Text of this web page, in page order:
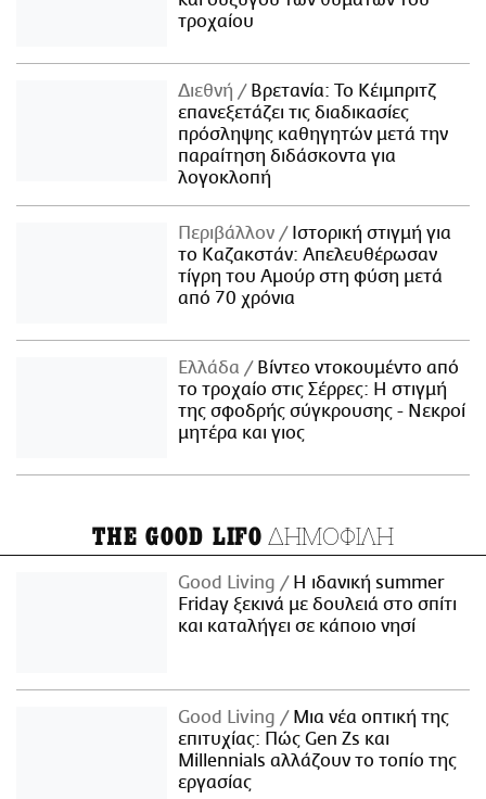
τροχαίου
Διεθνή
Βρετανία: Το Κέιμπριτζ
επανεξετάζει τις διαδικασίες
πρόσληψης καθηγητών μετά την
παραίτηση διδάσκοντα για
λογοκλοπή
Περιβάλλον
Ιστορική στιγμή για
το Καζακστάν: Απελευθέρωσαν
τίγρη του Αμούρ στη φύση μετά
από 70 χρόνια
Ελλάδα
Βίντεο ντοκουμέντο από
το τροχαίο στις Σέρρες: Η στιγμή
της σφοδρής σύγκρουσης - Νεκροί
μητέρα και γιος
THE GOOD LIFO ΔΗΜΟΦΙΛΗ
Good Living
Η ιδανική summer
Friday ξεκινά με δουλειά στο σπίτι
και καταλήγει σε κάποιο νησί
Good Living
Μια νέα οπτική της
επιτυχίας: Πώς Gen Zs και
Millennials αλλάζουν το τοπίο της
εργασίας